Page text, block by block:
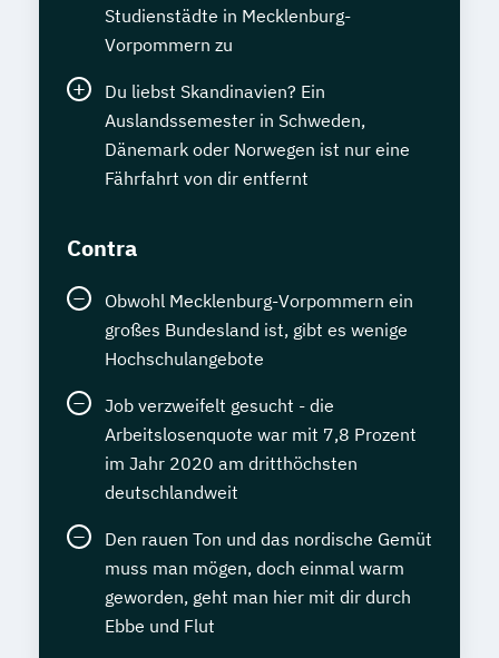
Studienstädte in Mecklenburg-
Vorpommern zu
Du liebst Skandinavien? Ein
Auslandssemester in Schweden,
Dänemark oder Norwegen ist nur eine
Fährfahrt von dir entfernt
Contra
Obwohl Mecklenburg-Vorpommern ein
großes Bundesland ist, gibt es wenige
Hochschulangebote
Job verzweifelt gesucht - die
Arbeitslosenquote war mit 7,8 Prozent
im Jahr 2020 am dritthöchsten
deutschlandweit
Den rauen Ton und das nordische Gemüt
muss man mögen, doch einmal warm
geworden, geht man hier mit dir durch
Ebbe und Flut